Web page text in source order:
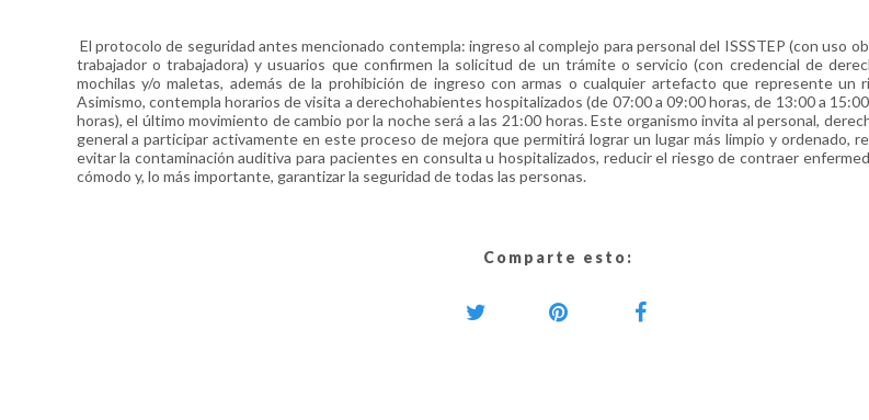
El protocolo de seguridad antes mencionado contempla: ingreso al complejo para personal del ISSSTEP (con uso
trabajador o trabajadora) y usuarios que confirmen la solicitud de un trámite o servicio (con credencial de
mochilas y/o maletas, además de la prohibición de ingreso con armas o cualquier artefacto que represente un
Asimismo, contempla horarios de visita a derechohabientes hospitalizados (de 07:00 a 09:00 horas, de 13:00 a
horas), el último movimiento de cambio por la noche será a las 21:00 horas. Este organismo invita al personal,
general a participar activamente en este proceso de mejora que permitirá lograr un lugar más limpio y ordenado,
evitar la contaminación auditiva para pacientes en consulta u hospitalizados, reducir el riesgo de contraer
cómodo y, lo más importante, garantizar la seguridad de todas las personas.
Comparte esto: